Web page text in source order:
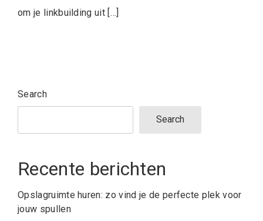
om je linkbuilding uit […]
Search
Search
Recente berichten
Opslagruimte huren: zo vind je de perfecte plek voor
jouw spullen